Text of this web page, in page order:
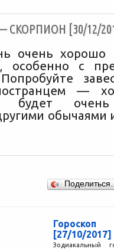
СКОРПИОН [30/12/
очень хорошо
особенно с
—
будет
обычаями
[27/10/2017]
Зодиакальный